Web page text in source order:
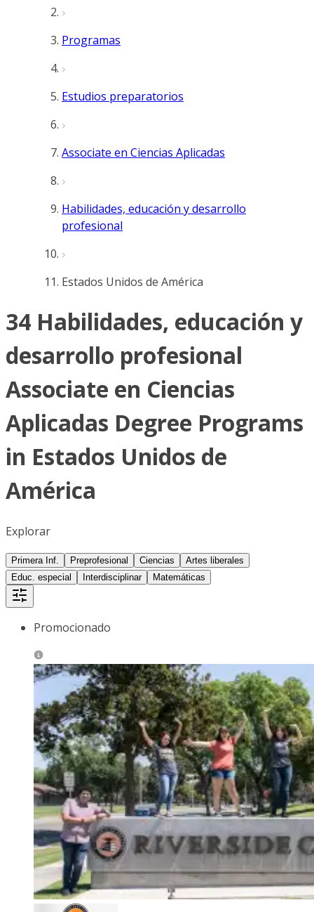
Programas
Estudios preparatorios
Associate en Ciencias Aplicadas
Habilidades, educación y desarrollo
profesional
Estados Unidos de América
34 Habilidades, educación y
desarrollo profesional
Associate en Ciencias
Aplicadas Degree Programs
in Estados Unidos de
América
Explorar
Primera Inf. Preprofesional Ciencias
Artes liberales
Educ. especial
Interdisciplinar Matemáticas
Promocionado